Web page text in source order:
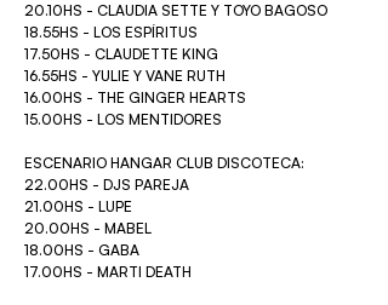
20.10HS - CLAUDIA SETTE Y TOYO BAGOSO
18.55HS - LOS ESPÍRITUS
17.50HS - CLAUDETTE KING
16.55HS - YULIE Y VANE RUTH
16.00HS - THE GINGER HEARTS
15.00HS - LOS MENTIDORES
ESCENARIO HANGAR CLUB DISCOTECA:
22.00HS - DJS PAREJA
21.00HS - LUPE
20.00HS - MABEL
18.00HS - GABA
17.00HS - MARTI DEATH